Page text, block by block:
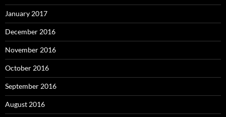
January 2017
December 2016
November 2016
October 2016
September 2016
August 2016